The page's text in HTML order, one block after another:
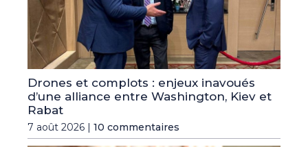
Drones et complots : enjeux inavoués
d’une alliance entre Washington, Kiev et
Rabat
7 août 2026 | 10 commentaires